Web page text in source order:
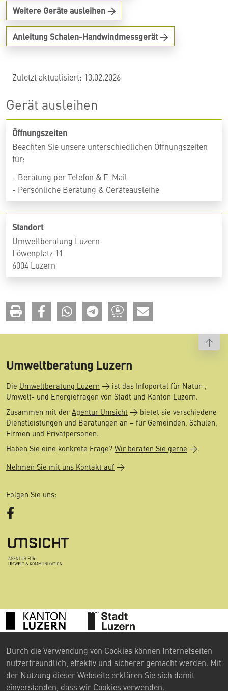
Weitere Geräte ausleihen
Anleitung Schalen-Handwindmessgerät
Zuletzt aktualisiert: 13.02.2026
Gerät ausleihen
Öffnungszeiten
Beachten Sie unsere unterschiedlichen Öffnungszeiten
für:
- Beratung per Telefon & E-Mail
- Persönliche Beratung & Geräteausleihe
Standort
Umweltberatung Luzern
Löwenplatz 11
6004 Luzern
Umweltberatung Luzern
Die Umweltberatung Luzern
ist das Infoportal für Natur-,
Umwelt- und Energiefragen von Stadt und Kanton Luzern.
Zusammen mit der Agentur Umsicht
bietet sie verschiedene
Dienstleistungen und Beratungen an – für Gemeinden, Schulen,
Firmen und Privatpersonen.
Haben Sie eine konkrete Frage? Wir beraten Sie gerne
.
Nehmen Sie mit uns Kontakt auf
Folgen Sie uns:
©2024 Umweltberatung Luzern
Kontakt
Durch die Verwendung von Cookies können Internetseiten
nutzerfreundlich, effektiv und sicherer gemacht werden. Mit
der Nutzung dieser Webseite erklären Sie sich damit
einverstanden, dass wir Cookies verwenden.